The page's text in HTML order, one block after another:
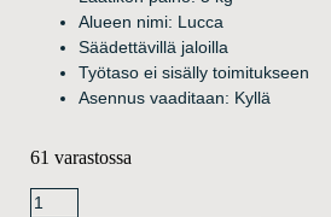
Alueen nimi: Lucca
Säädettävillä jaloilla
Työtaso ei sisälly toimitukseen
Asennus vaaditaan: Kyllä
61 varastossa